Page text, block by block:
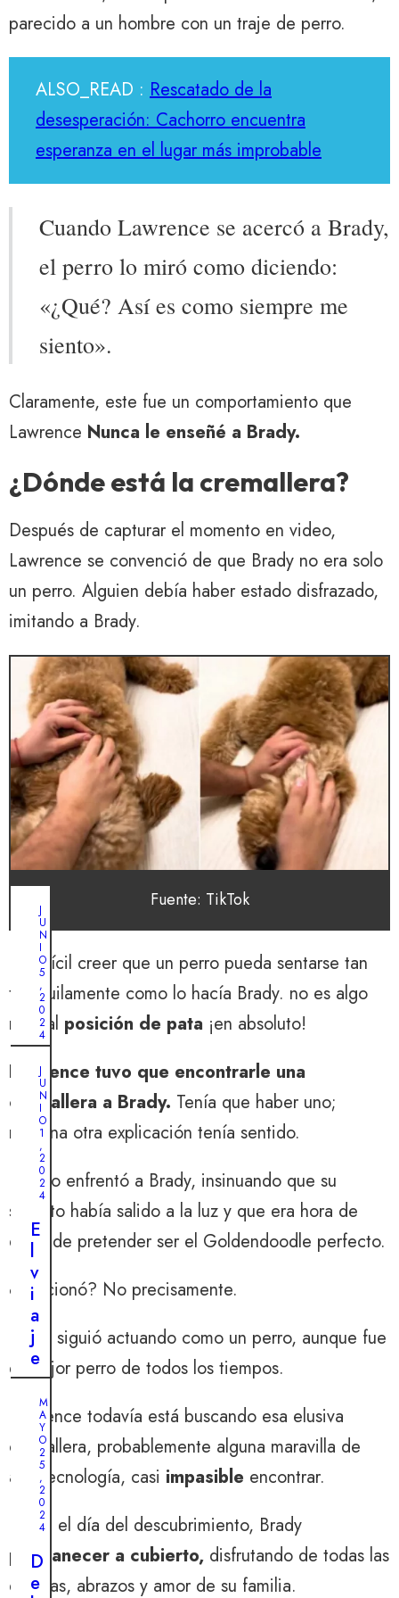
parecido a un hombre con un traje de perro.
ALSO_READ : Rescatado de la
desesperación: Cachorro encuentra
esperanza en el lugar más improbable
Cuando Lawrence se acercó a Brady,
el perro lo miró como diciendo:
«¿Qué? Así es como siempre me
siento».
Claramente, este fue un comportamiento que
Lawrence Nunca le enseñé a Brady.
¿Dónde está la cremallera?
Después de capturar el momento en video,
Lawrence se convenció de que Brady no era solo
un perro. Alguien debía haber estado disfrazado,
imitando a Brady.
Fuente: TikTok
Es difícil creer que un perro pueda sentarse tan
tranquilamente como lo hacía Brady. no es algo
natural posición de pata ¡en absoluto!
Lawrence tuvo que encontrarle una
cremallera a Brady. Tenía que haber uno;
ninguna otra explicación tenía sentido.
Incluso enfrentó a Brady, insinuando que su
secreto había salido a la luz y que era hora de
dejar de pretender ser el Goldendoodle perfecto.
¿Funcionó? No precisamente.
Brady siguió actuando como un perro, aunque fue
el mejor perro de todos los tiempos.
Lawrence todavía está buscando esa elusiva
cremallera, probablemente alguna maravilla de
alta tecnología, casi impasible encontrar.
Hasta el día del descubrimiento, Brady
permanecer a cubierto, disfrutando de todas las
delicias, abrazos y amor de su familia.
J
U
N
I
O
5
,
2
0
2
4
E
g
n
o
r
a
z
ó
n
d
e
n
n
ñ
o
p
q
u
J
U
N
I
O
1
,
2
0
2
4
E
l
v
i
a
j
e
m
g
o
o
d
M
A
Y
O
2
5
,
2
0
2
4
D
e